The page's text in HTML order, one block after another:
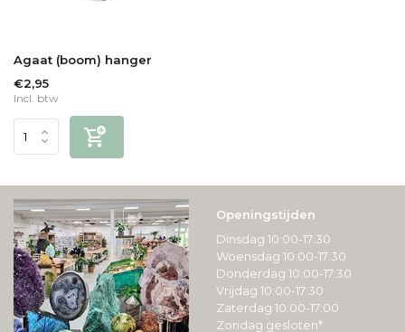
Agaat (boom) hanger
€2,95
Incl. btw
Openingstijden
Dinsdag 10:00-17:30
Woensdag 10:00-17:30
Donderdag 10:00-17:30
Vrijdag 10:00-17:30
Zaterdag 10:00-17:00
Zondag gesloten*